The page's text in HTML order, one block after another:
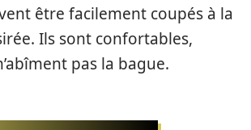
être facilement coupés à la
Ils sont confortables,
pas la bague.